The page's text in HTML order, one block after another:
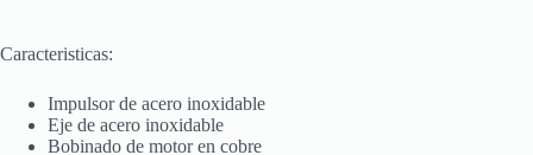
Caracteristicas:
Impulsor de acero inoxidable
Eje de acero inoxidable
Bobinado de motor en cobre